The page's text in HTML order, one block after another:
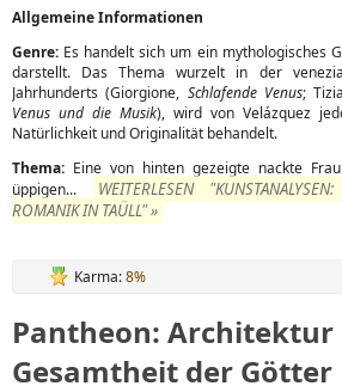
Allgemeine Informationen
Genre: Es handelt sich um ein mythologisches
darstellt. Das Thema wurzelt in der
Jahrhunderts (Giorgione, Schlafende Venus;
Venus und die Musik), wird von Velázquez
Natürlichkeit und Originalität behandelt.
Thema: Eine von hinten gezeigte nackte
üppigen...
WEITERLESEN
ROMANIK IN TAÜLL" »
Karma:8%
Pantheon: Architektur
Gesamtheit der Götter